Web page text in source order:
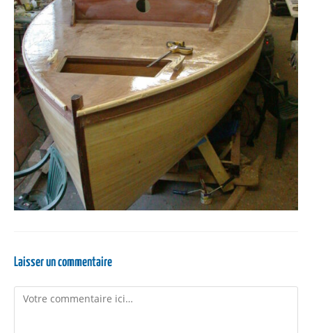
Laisser un commentaire